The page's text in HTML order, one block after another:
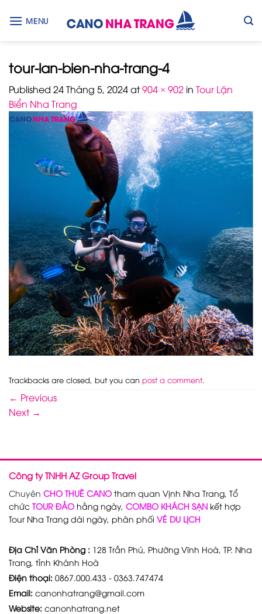
MENU
tour-lan-bien-nha-trang-4
Published 24 Tháng 5, 2024at904 × 902 in Tour Lặn
Biển Nha Trang
Trackbacks are closed, but you can post a comment.
← Previous
Next →
Công ty TNHH AZ Group Travel
Chuyên CHO THUÊ CANO tham quan Vịnh Nha Trang, Tổ
chức TOUR ĐẢO hằng ngày, COMBO KHÁCH SẠN kết hợp
Tour Nha Trang dài ngày, phân phối VÉ DU LỊCH
Địa Chỉ Văn Phòng : 128 Trần Phú, Phường Vĩnh Hoà, TP. Nha
Trang, tỉnh Khánh Hoà
Điện thoại: 0867.000.433 - 0363.747474
Email: canonhatrang@gmail.com
Website: canonhatrang.net